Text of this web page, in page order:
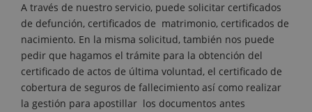
A través de nuestro servicio, puede solicitar certificados
de defunción, certificados de matrimonio, certificados de
nacimiento. En la misma solicitud, también nos puede
pedir que hagamos el trámite para la obtención del
certificado de actos de última voluntad, el certificado de
cobertura de seguros de fallecimiento así como realizar
la gestión para apostillar los documentos antes